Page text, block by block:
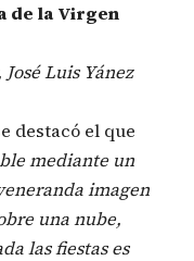
de la Virgen
Luis Yánez
destacó el que
mediante un
imagen
una nube,
las fiestas es